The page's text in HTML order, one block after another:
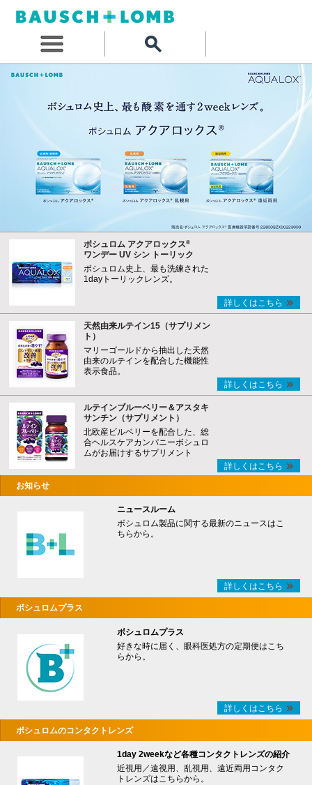
ボシュロム アクアロックス®
ワンデー UV シン トーリック
ボシュロム史上、最も洗練された
1dayトーリックレンズ。
詳しくはこちら
天然由来ルテイン15（サプリメン
ト）
マリーゴールドから抽出した天然
由来のルテインを配合した機能性
表示食品。
詳しくはこちら
ルテインブルーベリー＆アスタキ
サンチン（サプリメント）
北欧産ビルベリーを配合した、総
合ヘルスケアカンパニーボシュロ
ムがお届けするサプリメント
詳しくはこちら
お知らせ
ニュースルーム
ボシュロム製品に関する最新のニュースはこ
ちらから。
詳しくはこちら
ボシュロムプラス
ボシュロムプラス
好きな時に届く、眼科医処方の定期便はこち
らから。
詳しくはこちら
ボシュロムのコンタクトレンズ
1day 2weekなど各種コンタクトレンズの紹介
近視用／遠視用、乱視用、遠近両用コンタク
トレンズはこちらから。